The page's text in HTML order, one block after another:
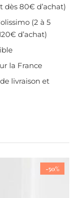
dès 80€ d’achat)
(2 à 5
d’achat)
la France
livraison et
-50%